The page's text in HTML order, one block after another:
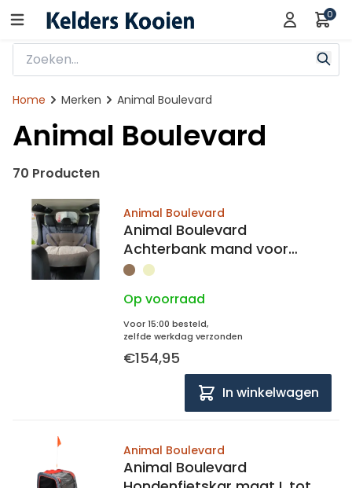
0
Home Merken Animal Boulevard
Animal Boulevard
70 Producten
Animal Boulevard
Animal Boulevard
Achterbank mand voor
honden Betty
Op voorraad
Voor 15:00 besteld,
zelfde werkdag verzonden
€154,95
In winkelwagen
Animal Boulevard
Animal Boulevard